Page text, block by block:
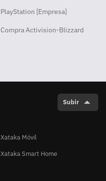
PlayStation [Empresa]
Compra Activision-Blizzard
Subir
Xataka Móvil
Xataka Smart Home